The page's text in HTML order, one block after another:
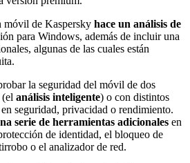
móvil de Kaspersky hace un análisis de
para Windows, además de incluir una
algunas de las cuales están
la seguridad del móvil de dos
análisis inteligente) o con distintos
seguridad, privacidad o rendimiento.
serie de herramientas adicionales en
de identidad, el bloqueo de
o el analizador de red.